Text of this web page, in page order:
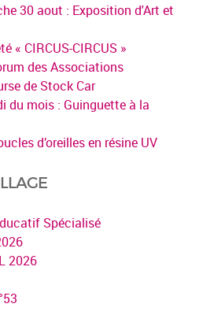
30 aout : Exposition d'Art et
« CIRCUS-CIRCUS »
des Associations
de Stock Car
du mois : Guinguette à la
d’oreilles en résine UV
Spécialisé
2026